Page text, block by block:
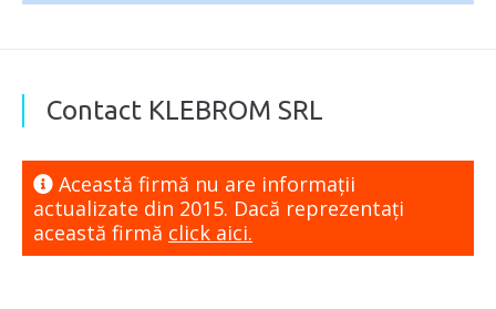
Contact KLEBROM SRL
Această firmă nu are informaţii
actualizate din 2015. Dacă reprezentaţi
această firmă click aici.